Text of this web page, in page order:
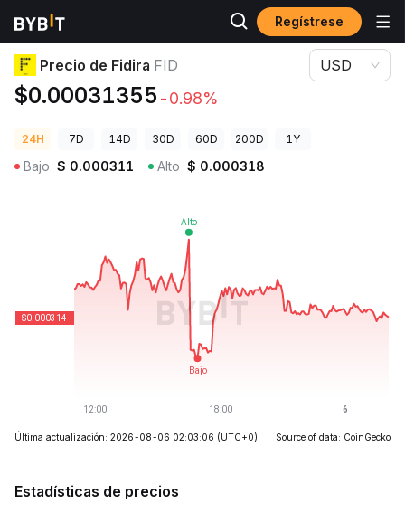
Regístrese
Precios de Criptomonedas Precio de Fidira FID
Precio de Fidira FID
$0.00031355 -0.98%
USD
24H 7D 14D 30D 60D 200D 1Y
Bajo $ 0.000311 Alto $ 0.000318
Última actualización: 2026-08-06 02:03:06 (UTC+0) Source of data: CoinGecko
Estadísticas de precios